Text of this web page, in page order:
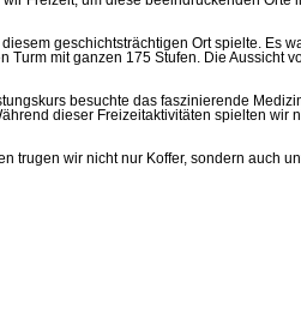
geschichtsträchtigen Ort spielte. Es
mit ganzen 175 Stufen. Die Aussicht
besuchte das faszinierende
dieser Freizeitaktivitäten spielten wir
trugen wir nicht nur Koffer, sondern auch